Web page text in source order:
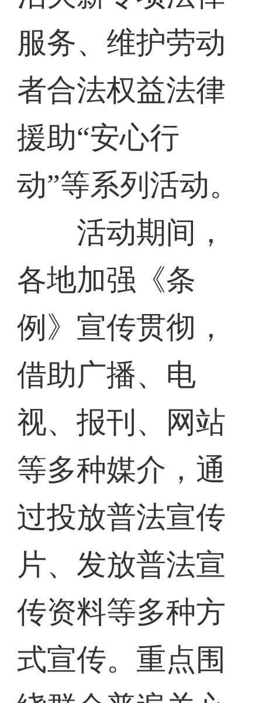
服务、维护劳动
者合法权益法律
援助“安心行
动”等系列活动。
活动期间，
各地加强《条
例》宣传贯彻，
借助广播、电
视、报刊、网站
等多种媒介，通
过投放普法宣传
片、发放普法宣
传资料等多种方
式宣传。重点围